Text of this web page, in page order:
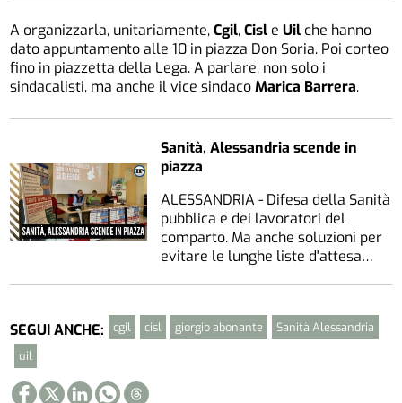
A organizzarla, unitariamente,Cgil,Cisl eUil che hanno
dato appuntamento alle 10 in piazza Don Soria. Poi corteo
fino in piazzetta della Lega. A parlare, non solo i
sindacalisti, ma anche il vice sindacoMarica Barrera.
Sanità, Alessandria scende in
piazza
ALESSANDRIA - Difesa della Sanità
pubblica e dei lavoratori del
comparto. Ma anche soluzioni per
evitare le lunghe liste d'attesa…
SEGUI ANCHE: cgil cisl giorgio abonante
Sanità Alessandria
uil